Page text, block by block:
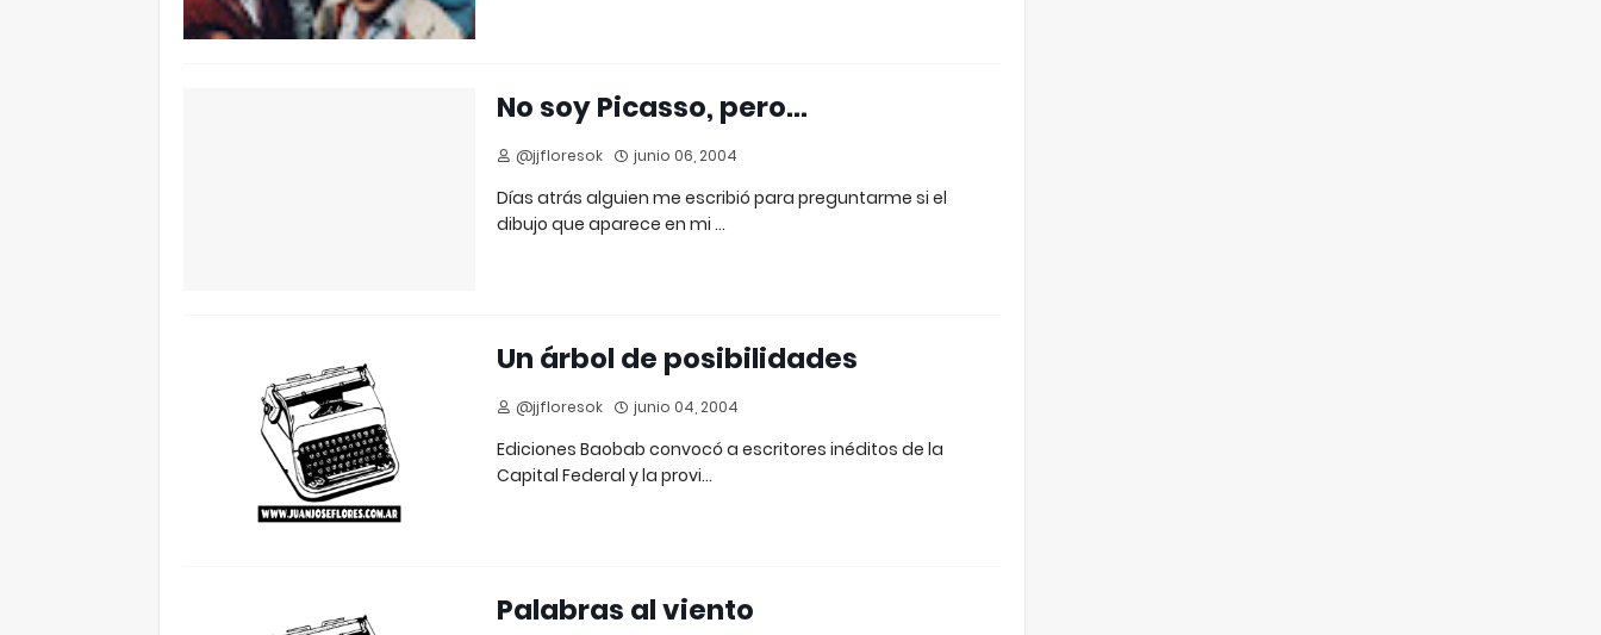
No soy Picasso, pero...
@jjfloresok junio 06, 2004
Días atrás alguien me escribió para preguntarme si el
dibujo que aparece en mi …
Un árbol de posibilidades
@jjfloresok junio 04, 2004
Ediciones Baobab convocó a escritores inéditos de la
Capital Federal y la provi…
Palabras al viento